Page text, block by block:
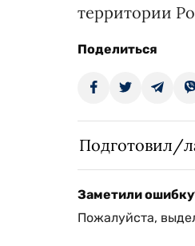
территории
Поделиться
Подготовил/
Заметили
Пожалуйста,